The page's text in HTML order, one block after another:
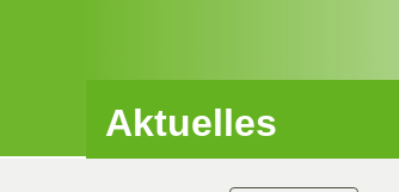
Aktuelles